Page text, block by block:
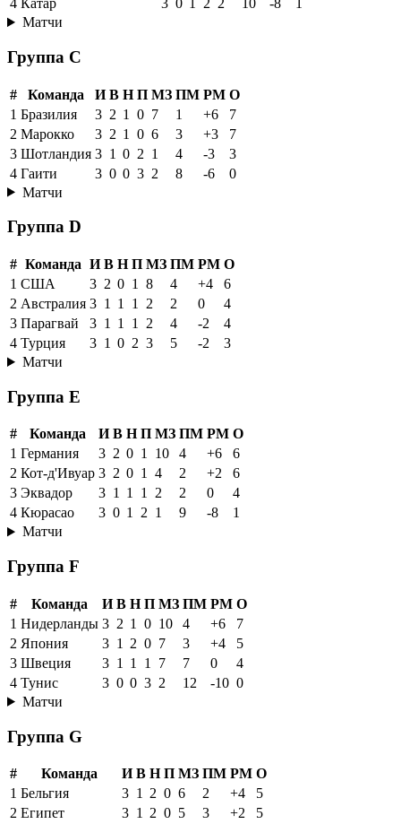
4 Катар 3 0 2 2 10 -8
Матчи
Группа C
# Команда И В Н П МЗ ПМ РМ О
1 Бразилия 3 2 1 0 7 1 +6
7
2 Марокко 3 2 1 0 6 3 +3
7
3 Шотландия 3 1 0 2 1 4 -3
3
4 Гаити 3 0 0 3 2 8 -6
0
Матчи
Группа D
# Команда И В Н П МЗ ПМ РМ О
1 США 3 2 0 1 8 4 +4
6
2 Австралия 3 1 1 1 2 2 0
4
3 Парагвай 3 1 1 1 2 4 -2
4
4 Турция 3 1 0 2 3 5 -2
3
Матчи
Группа E
# Команда И В Н П МЗ ПМ РМ О
1 Германия 3 2 0 1 10 4 +6
6
2 Кот-д'Ивуар 3 2 0 1 4 2 +2
6
3 Эквадор 3 1 1 1 2 2 0
4
4 Кюрасао 3 0 1 2 1 9 -8
1
Матчи
Группа F
# Команда И В Н П МЗ ПМ РМ О
1 Нидерланды 3 2 1 0 10 4 +6
7
2 Япония 3 1 2 0 7 3 +4
5
3 Швеция 3 1 1 1 7 7 0
4
4 Тунис 3 0 0 3 2 12 -10 0
Матчи
Группа G
# Команда И В Н П МЗ ПМ РМ О
1 Бельгия 3 1 2 0 6 2 +4
5
2 Египет 3 1 2 0 5 3 +2
5